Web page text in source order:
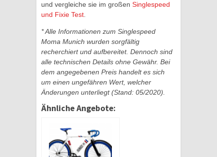
und vergleiche sie im großen Singlespeed
und Fixie Test
* Alle Informationen zum Singlespeed
Moma Munich wurden sorgfältig
recherchiert und aufbereitet. Dennoch sind
alle technischen Details ohne Gewähr. Bei
dem angegebenen Preis handelt es sich
um einen ungefähren Wert, welcher
Änderungen unterliegt (Stand: 05/2020).
Ähnliche Angebote: